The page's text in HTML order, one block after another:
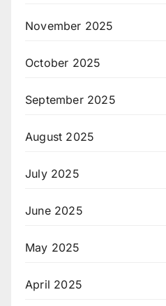
November 2025
October 2025
September 2025
August 2025
July 2025
June 2025
May 2025
April 2025